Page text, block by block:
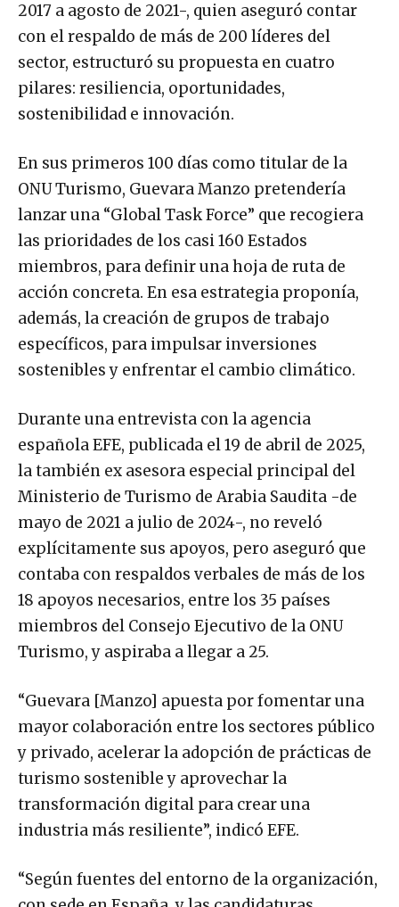
2017 a agosto de 2021-, quien aseguró contar
con el respaldo de más de 200 líderes del
sector, estructuró su propuesta en cuatro
pilares: resiliencia, oportunidades,
sostenibilidad e innovación.
En sus primeros 100 días como titular de la
ONU Turismo, Guevara Manzo pretendería
lanzar una “Global Task Force” que recogiera
las prioridades de los casi 160 Estados
miembros, para definir una hoja de ruta de
acción concreta. En esa estrategia proponía,
además, la creación de grupos de trabajo
específicos, para impulsar inversiones
sostenibles y enfrentar el cambio climático.
Durante una entrevista con la agencia
española EFE, publicada el 19 de abril de 2025,
la también ex asesora especial principal del
Ministerio de Turismo de Arabia Saudita -de
mayo de 2021 a julio de 2024-, no reveló
explícitamente sus apoyos, pero aseguró que
contaba con respaldos verbales de más de los
18 apoyos necesarios, entre los 35 países
miembros del Consejo Ejecutivo de la ONU
Turismo, y aspiraba a llegar a 25.
“Guevara [Manzo] apuesta por fomentar una
mayor colaboración entre los sectores público
y privado, acelerar la adopción de prácticas de
turismo sostenible y aprovechar la
transformación digital para crear una
industria más resiliente”, indicó EFE.
“Según fuentes del entorno de la organización,